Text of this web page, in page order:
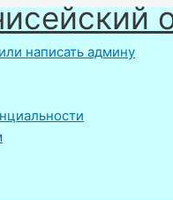
написать админу